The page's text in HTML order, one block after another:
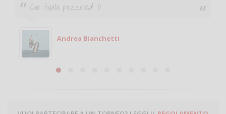
Che figata pazzesca! :O
Andrea Bianchetti